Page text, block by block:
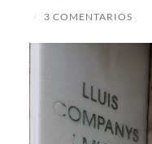
/ 3 COMENTARIOS